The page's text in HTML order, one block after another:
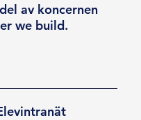
av koncernen
we build.